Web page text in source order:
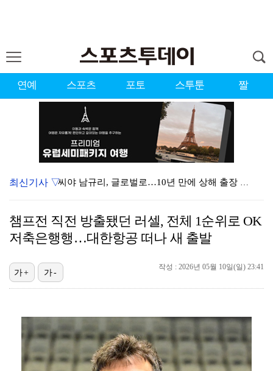
연예 스포츠 포토 스투툰 짤
씨야 남규리, 글로벌로…10년 만에 상해 출장 "음반·…
'오타니 결승타' 다저스, 연장 접전 끝에 애리조나 제…
'학폭 논란→언니와 한솥밥' 이다영 "여러분 응원이 큰…
[ST포토] 에반, 인기폭발
[ST포토] 유재필, SBS 가요대전 썸머 블루카펫 M…
[ST포토] 미야오 안나, 인형이야 사람이야
최신기사 ▽
챔프전 직전 방출됐던 러셀, 전체 1순위로 OK
저축은행행…대한항공 떠나 새 출발
작성 : 2026년 05월 10일(일) 23:41
가+ 가-